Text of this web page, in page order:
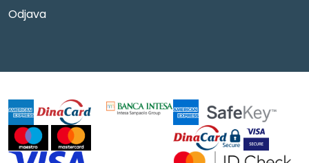
Odjava